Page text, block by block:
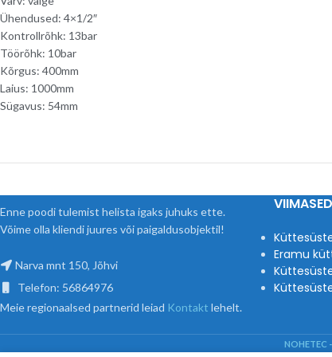
Ühendused: 4×1/2″
Kontrollrõhk: 13bar
Töörõhk: 10bar
Kõrgus: 400mm
Laius: 1000mm
Sügavus: 54mm
Enne poodi tulemist helista igaks juhuks ette.
Võime olla kliendi juures või paigaldusobjektil!
Narva mnt 150, Jõhvi
Telefon: 56864976
Meie regionaalsed partnerid leiad Kontakt lehelt.
Eramu
NOHETEC